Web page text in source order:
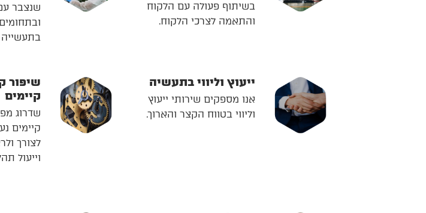
בשיתוף פעולה עם הלקוח
והתאמה לצרכי הלקוח.
שנצבר
בתעשייה
ייעוץ וליווי בתעשיה
אנו מספקים שירותי ייעוץ
וליווי בטווח הקצר והארוך.
שיפור
קיימים
שדרוג
קיימים
לצורך
וייעול